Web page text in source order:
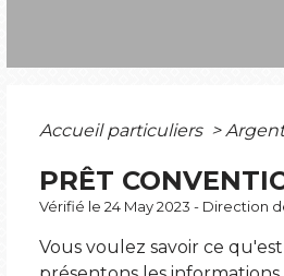
Accueil particuliers >
PRÊT
Vérifié le 24 May 2023 - Direction
Vous voulez savoir ce